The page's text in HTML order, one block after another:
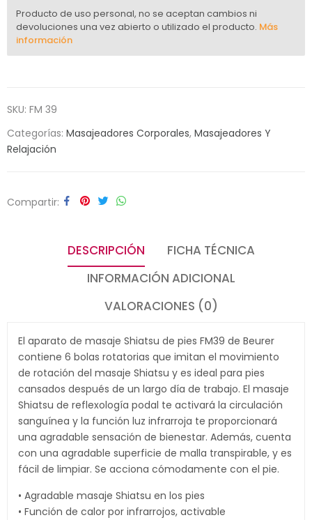
Producto de uso personal, no se aceptan cambios ni
devoluciones una vez abierto o utilizado el producto. Más
información
SKU: FM 39
Categorías: Masajeadores Corporales, Masajeadores Y
Relajación
Compartir
DESCRIPCIÓN
FICHA TÉCNICA
INFORMACIÓN ADICIONAL
VALORACIONES (0)
El aparato de masaje Shiatsu de pies FM39 de Beurer
contiene 6 bolas rotatorias que imitan el movimiento
de rotación del masaje Shiatsu y es ideal para pies
cansados después de un largo día de trabajo. El masaje
Shiatsu de reflexología podal te activará la circulación
sanguínea y la función luz infrarroja te proporcionará
una agradable sensación de bienestar. Además, cuenta
con una agradable superficie de malla transpirable, y es
fácil de limpiar. Se acciona cómodamente con el pie.
• Agradable masaje Shiatsu en los pies
• Función de calor por infrarrojos, activable